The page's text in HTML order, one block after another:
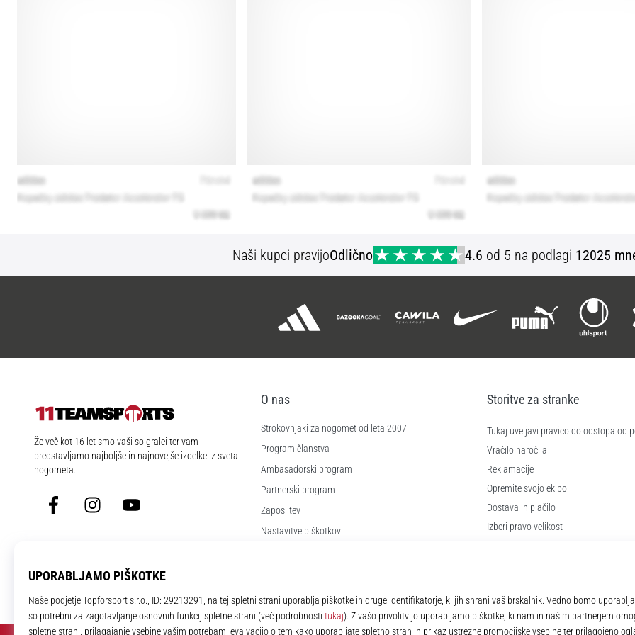
Naši kupci pravijoOdlično 4.6 od 5 na podlagi 12025
11teamsports.si
Že več kot 16 let smo vaši soigralci ter vam
predstavljamo najboljše in najnovejše izdelke iz sveta
nogometa.
FacebookInstagramYouTube
O nas
Strokovnjaki za nogomet od leta 2007
Program članstva
Ambasadorski program
Partnerski program
Zaposlitev
Nastavitve piškotkov
Storitve za stranke
Tukaj uveljavi pravico do odstopa od
Vračilo naročila
Reklamacije
Opremite svojo ekipo
Dostava in plačilo
Izberi pravo velikost